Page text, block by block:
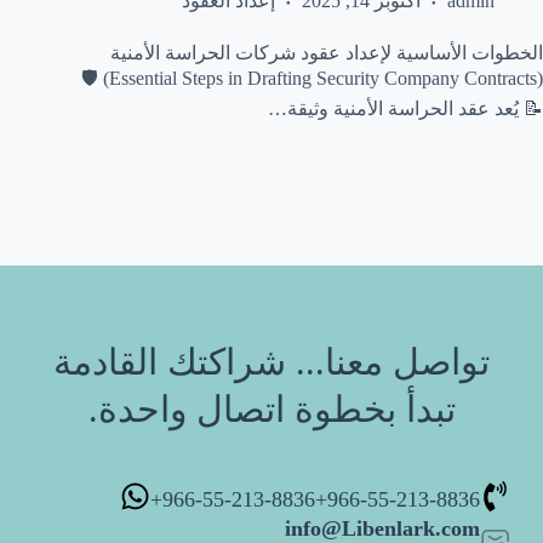
الخطوات الأساسية لإعداد عقود شركات الحراسة الأمنية
(Essential Steps in Drafting Security Company Contracts) 🛡️
📝 يُعد عقد الحراسة الأمنية وثيقة…
تواصل معنا... شراكتك القادمة
تبدأ بخطوة اتصال واحدة.
966-55-213-8836+
966-55-213-8836+
info@Libenlark.com